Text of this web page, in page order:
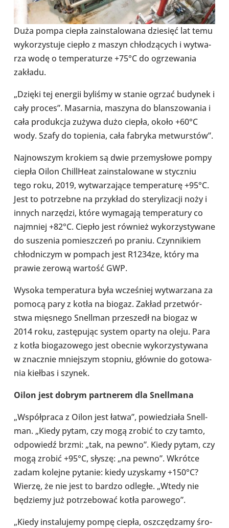
Duża pompa ciepła zain­sta­lo­wana dzie­sięć lat temu
wyko­rzy­stuje ciepło z maszyn chło­dzą­cych i wytwa­
rza wodę o tem­pe­ra­tu­rze +75°C do ogrze­wa­nia
zakładu.
„Dzięki tej energii byliśmy w stanie ogrzać budynek i
cały proces”. Masar­nia, maszyna do blan­szo­wa­nia i
cała pro­duk­cja zużywa dużo ciepła, około +60°C
wody. Szafy do topie­nia, cała fabryka metwur­stów”.
Naj­now­szym krokiem są dwie prze­my­słowe pompy
ciepła Oilon Chil­l­Heat zain­sta­lo­wane w stycz­niu
tego roku, 2019, wytwa­rza­jące tem­pe­ra­turę +95°C.
Jest to potrzebne na przy­kład do ste­ry­li­za­cji noży i
innych narzę­dzi, które wyma­gają tem­pe­ra­tury co
naj­mniej +82°C. Ciepło jest również wyko­rzy­sty­wane
do susze­nia pomiesz­czeń po praniu. Czyn­ni­kiem
chłod­ni­czym w pompach jest R1234ze, który ma
prawie zerową wartość GWP.
Wysoka tem­pe­ra­tura była wcze­śniej wytwa­rzana za
pomocą pary z kotła na biogaz. Zakład prze­twór­
stwa mię­snego Snel­l­man prze­szedł na biogaz w
2014 roku, zastę­pu­jąc system oparty na oleju. Para
z kotła bio­ga­zo­wego jest obecnie wyko­rzy­sty­wana
w znacz­nie mniej­szym stopniu, głównie do goto­wa­
nia kiełbas i szynek.
Oilon jest dobrym part­ne­rem dla Snel­l­mana
„Współ­praca z Oilon jest łatwa”, powie­działa Snel­l­
man. „Kiedy pytam, czy mogą zrobić to czy tamto,
odpo­wiedź brzmi: „tak, na pewno”. Kiedy pytam, czy
mogą zrobić +95°C, słyszę: „na pewno”. Wkrótce
zadam kolejne pytanie: kiedy uzy­skamy +150°C?
Wierzę, że nie jest to bardzo odległe. „Wtedy nie
będziemy już potrze­bo­wać kotła paro­wego”.
„Kiedy insta­lu­jemy pompę ciepła, oszczę­dzamy śro­